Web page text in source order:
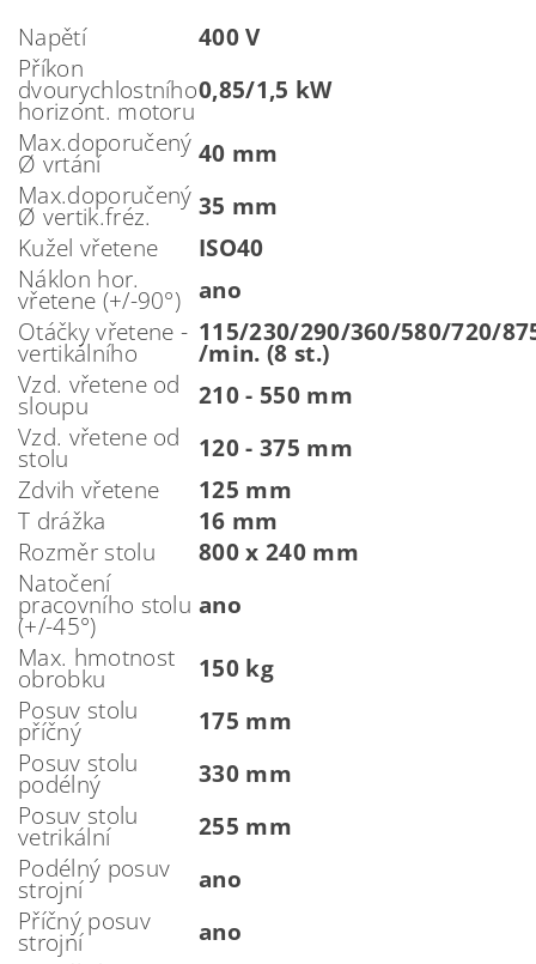
Napětí
400 V
Příkon
dvourychlostního
horizont. motoru
0,85/1,5 kW
Max.doporučený
Ø vrtání
40 mm
Max.doporučený
Ø vertik.fréz.
35 mm
Kužel vřetene
ISO40
Náklon hor.
vřetene (+/-90°) ano
Otáčky vřetene -
vertikálního
115/230/290/360/580/720/
/min. (8 st.)
Vzd. vřetene od
sloupu
210 - 550 mm
Vzd. vřetene od
stolu
120 - 375 mm
Zdvih vřetene
125 mm
T drážka
16 mm
Rozměr stolu
800 x 240 mm
Natočení
pracovního stolu
(+/-45°)
ano
Max. hmotnost
obrobku
150 kg
Posuv stolu
příčný
175 mm
Posuv stolu
podélný
330 mm
Posuv stolu
vetrikální
255 mm
Podélný posuv
strojní
ano
Příčný posuv
strojní
ano